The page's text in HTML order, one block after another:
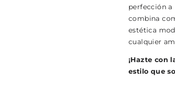
perfección a
combina
estética
cualquier
¡Hazte con
estilo que